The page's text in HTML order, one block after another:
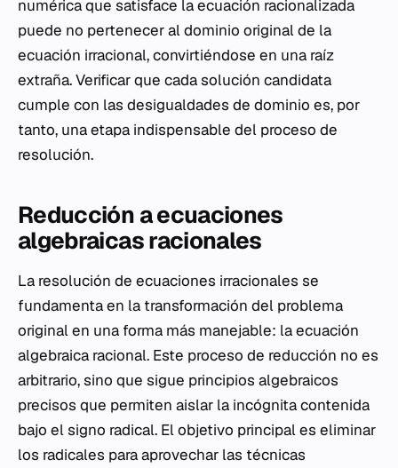
numérica que satisface la ecuación racionalizada
puede no pertenecer al dominio original de la
ecuación irracional, convirtiéndose en una raíz
extraña. Verificar que cada solución candidata
cumple con las desigualdades de dominio es, por
tanto, una etapa indispensable del proceso de
resolución.
Reducción a ecuaciones
algebraicas racionales
La resolución de ecuaciones irracionales se
fundamenta en la transformación del problema
original en una forma más manejable: la ecuación
algebraica racional. Este proceso de reducción no es
arbitrario, sino que sigue principios algebraicos
precisos que permiten aislar la incógnita contenida
bajo el signo radical. El objetivo principal es eliminar
los radicales para aprovechar las técnicas